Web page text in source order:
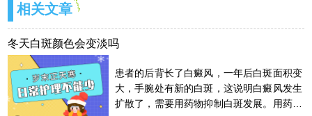
相关文章
冬天白斑颜色会变淡吗
患者的后背长了白癜风，一年后白斑面积变
大，手腕处有新的白斑，这说明白癜风发生
扩散了，需要用药物抑制白斑发展。用药物